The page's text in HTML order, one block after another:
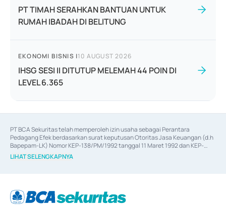
PT TIMAH SERAHKAN BANTUAN UNTUK
RUMAH IBADAH DI BELITUNG
EKONOMI BISNIS |10 AUGUST 2026
IHSG SESI II DITUTUP MELEMAH 44 POIN DI
LEVEL 6.365
PT BCA Sekuritas telah memperoleh izin usaha sebagai Perantara
Pedagang Efek berdasarkan surat keputusan Otoritas Jasa Keuangan (d.h
Bapepam-LK) Nomor KEP-138/PM/1992 tanggal 11 Maret 1992 dan KEP-
06/D.04/2014 tanggal 28 Februari 2014, izin usaha sebagai Penjamin Emisi
Efek berdasarkan surat keputusan Otoritas Jasa Keuangan Nomor KEP-
berdasarkan surat keputusan Otoritas Jasa Keuangan Nomor S-
67/PM.21/2017 tanggal 3 Februari 2017, dan beberapa izin usaha lainnya
LIHAT SELENGKAPNYA